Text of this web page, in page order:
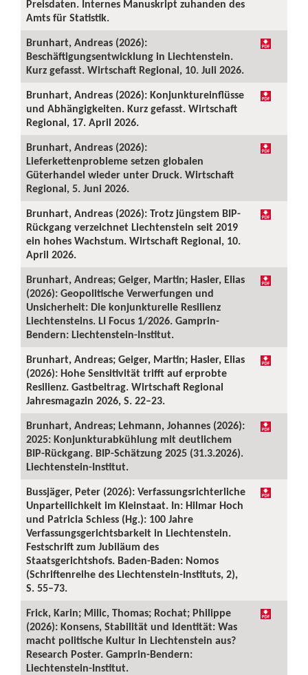
Preisdaten. Internes Manuskript zuhanden des
Amts für Statistik.
Brunhart, Andreas (2026):
Beschäftigungsentwicklung in Liechtenstein.
Kurz gefasst. Wirtschaft Regional, 10. Juli 2026.
Brunhart, Andreas (2026): Konjunktureinflüsse
und Abhängigkeiten. Kurz gefasst. Wirtschaft
Regional, 17. April 2026.
Brunhart, Andreas (2026):
Lieferkettenprobleme setzen globalen
Güterhandel wieder unter Druck. Wirtschaft
Regional, 5. Juni 2026.
Brunhart, Andreas (2026): Trotz jüngstem BIP-
Rückgang verzeichnet Liechtenstein seit 2019
ein hohes Wachstum. Wirtschaft Regional, 10.
April 2026.
Brunhart, Andreas; Geiger, Martin; Hasler, Elias
(2026): Geopolitische Verwerfungen und
Unsicherheit: Die konjunkturelle Resilienz
Liechtensteins. LI Focus 1/2026. Gamprin-
Bendern: Liechtenstein-Institut.
Brunhart, Andreas; Geiger, Martin; Hasler, Elias
(2026): Hohe Sensitivität trifft auf erprobte
Resilienz. Gastbeitrag. Wirtschaft Regional
Jahresmagazin 2026, S. 22–23.
Brunhart, Andreas; Lehmann, Johannes (2026):
2025: Konjunkturabkühlung mit deutlichem
BIP-Rückgang. BIP-Schätzung 2025 (31.3.2026).
Liechtenstein-Institut.
Bussjäger, Peter (2026): Verfassungsrichterliche
Unparteilichkeit im Kleinstaat. In: Hilmar Hoch
und Patricia Schiess (Hg.): 100 Jahre
Verfassungsgerichtsbarkeit in Liechtenstein.
Festschrift zum Jubiläum des
Staatsgerichtshofs. Baden-Baden: Nomos
(Schriftenreihe des Liechtenstein-Instituts, 2),
S. 55–73.
Frick, Karin; Milic, Thomas; Rochat; Philippe
(2026): Konsens, Stabilität und Identität: Was
macht politische Kultur in Liechtenstein aus?
Research Poster. Gamprin-Bendern:
Liechtenstein-Institut.